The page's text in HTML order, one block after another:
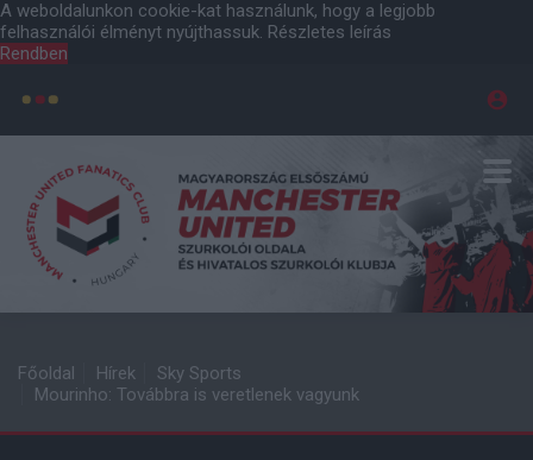
A weboldalunkon cookie-kat használunk, hogy a legjobb
felhasználói élményt nyújthassuk. Részletes leírás
Rendben
Főoldal Hírek
Sky Sports
Mourinho: Továbbra is veretlenek vagyunk